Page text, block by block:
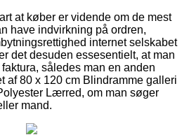
at køber er vidende om de mest
have indvirkning på ordren,
internet selskabet
det desuden essesentielt, at man
således man en anden
af 80 x 120 cm Blindramme galleri
Lærred, om man søger
mand.